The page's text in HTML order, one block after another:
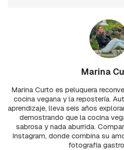
Marina
Marina Curto es peluquera
cocina vegana y la repostería.
aprendizaje, lleva seis años
demostrando que la cocina
sabrosa y nada aburrida.
Instagram, donde combina su
fotografía